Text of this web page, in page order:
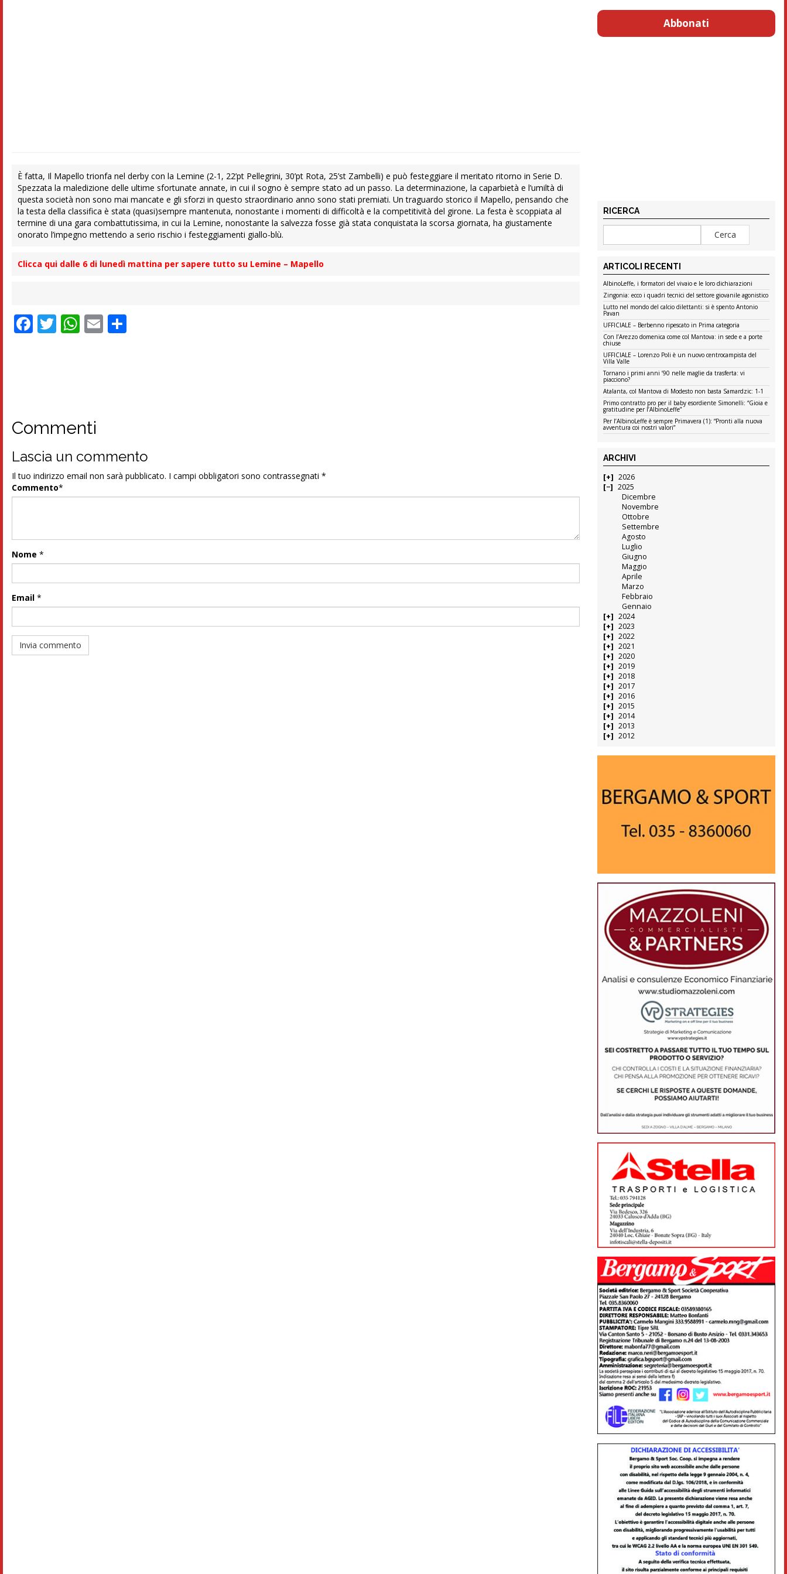
È fatta, Il Mapello trionfa nel derby con la Lemine (2-1, 22’pt Pellegrini, 30’pt Rota, 25’st Zambelli) e può festeggiare il meritato ritorno in Serie D.
Spezzata la maledizione delle ultime sfortunate annate, in cui il sogno è sempre stato ad un passo. La determinazione, la caparbietà e l’umiltà di
questa società non sono mai mancate e gli sforzi in questo straordinario anno sono stati premiati. Un traguardo storico il Mapello, pensando che
la testa della classifica è stata (quasi)sempre mantenuta, nonostante i momenti di difficoltà e la competitività del girone. La festa è scoppiata al
termine di una gara combattutissima, in cui la Lemine, nonostante la salvezza fosse già stata conquistata la scorsa giornata, ha giustamente
onorato l’impegno mettendo a serio rischio i festeggiamenti giallo-blù.
Clicca qui dalle 6 di lunedì mattina per sapere tutto su Lemine – Mapello
Facebook
Twitter
WhatsApp
Email
Commenti
Lascia un commento
Il tuo indirizzo email non sarà pubblicato. I campi obbligatori sono contrassegnati*
Commento*
Nome *
Email *
Abbonati
RICERCA
ARTICOLI RECENTI
AlbinoLeffe, i formatori del vivaio e le loro dichiarazioni
Zingonia: ecco i quadri tecnici del settore giovanile agonistico
Lutto nel mondo del calcio dilettanti: si è spento Antonio
Pavan
UFFICIALE – Berbenno ripescato in Prima categoria
Con l’Arezzo domenica come col Mantova: in sede e a porte
chiuse
UFFICIALE – Lorenzo Poli è un nuovo centrocampista del
Villa Valle
Tornano i primi anni ’90 nelle maglie da trasferta: vi
piacciono?
Atalanta, col Mantova di Modesto non basta Samardzic: 1-1
Primo contratto pro per il baby esordiente Simonelli: “Gioia e
gratitudine per l’AlbinoLeffe”
Per l’AlbinoLeffe è sempre Primavera (1): “Pronti alla nuova
avventura coi nostri valori”
ARCHIVI
2026
2025
Dicembre
Novembre
Ottobre
Settembre
Agosto
Luglio
Giugno
Maggio
Aprile
Marzo
Febbraio
Gennaio
2024
2023
2022
2021
2020
2019
2018
2017
2016
2015
2014
2013
2012